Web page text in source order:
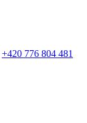
+420 776 804 481